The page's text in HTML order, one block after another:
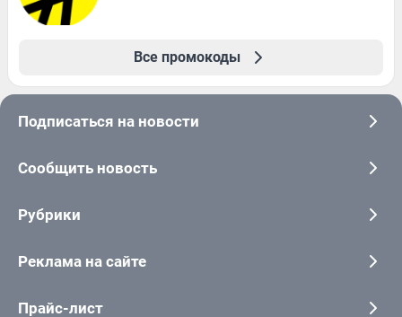
Все промокоды
Подписаться на новости
Сообщить новость
Рубрики
Реклама на сайте
Прайс-лист